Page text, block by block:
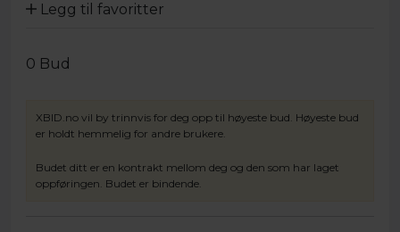
Legg til favoritter
0 Bud
XBID.no vil by trinnvis for deg opp til høyeste bud. Høyeste bud
er holdt hemmelig for andre brukere.
Budet ditt er en kontrakt mellom deg og den som har laget
oppføringen. Budet er bindende.